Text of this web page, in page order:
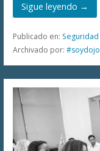
Sigue leyendo →
Publicado en: Seguridad
Archivado por: #soydojo